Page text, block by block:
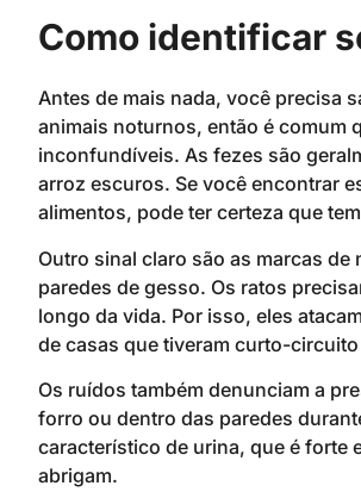
Como identificar
Antes de mais nada, você precisa
animais noturnos, então é comum
inconfundíveis. As fezes são
arroz escuros. Se você encontrar
alimentos, pode ter certeza que
Outro sinal claro são as marcas
paredes de gesso. Os ratos
longo da vida. Por isso, eles
de casas que tiveram curto-
Os ruídos também denunciam a
forro ou dentro das paredes
característico de urina, que é forte
abrigam.